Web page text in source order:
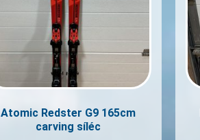
Atomic Redster G9 165cm
carving síléc